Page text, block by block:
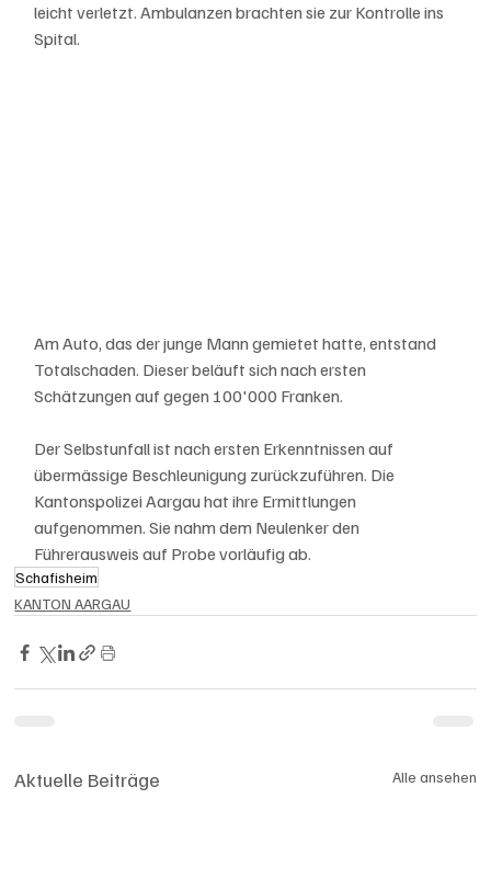
leicht verletzt. Ambulanzen brachten sie zur Kontrolle ins
Spital.
Am Auto, das der junge Mann gemietet hatte, entstand
Totalschaden. Dieser beläuft sich nach ersten
Schätzungen auf gegen 100'000 Franken.
Der Selbstunfall ist nach ersten Erkenntnissen auf
übermässige Beschleunigung zurückzuführen. Die
Kantonspolizei Aargau hat ihre Ermittlungen
aufgenommen. Sie nahm dem Neulenker den
Führerausweis auf Probe vorläufig ab.
Schafisheim
KANTON AARGAU
Aktuelle Beiträge Alle ansehen